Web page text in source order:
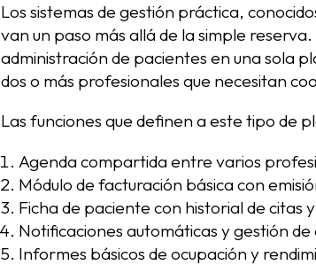
Los sistemas de gestión práctica,
van un paso más allá de la simple
administración de pacientes en una sola
dos o más profesionales que necesitan
Las funciones que definen a este tipo de
Agenda compartida entre varios
Módulo de facturación básica con
Ficha de paciente con historial de citas
Notificaciones automáticas y gestión de
Informes básicos de ocupación y